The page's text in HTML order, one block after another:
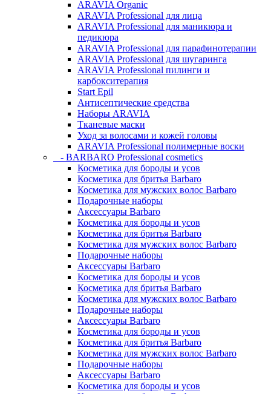
ARAVIA Organic
ARAVIA Professional для лица
ARAVIA Professional для маникюра и
педикюра
ARAVIA Professional для парафинотерапии
ARAVIA Professional для шугаринга
ARAVIA Professional пилинги и
карбокситерапия
Start Epil
Антисептические средства
Наборы ARAVIA
Тканевые маски
Уход за волосами и кожей головы
ARAVIA Professional полимерные воски
- BARBARO Professional cosmetics
Косметика для бороды и усов
Косметика для бритья Barbaro
Косметика для мужских волос Barbaro
Подарочные наборы
Аксессуары Barbaro
Косметика для бороды и усов
Косметика для бритья Barbaro
Косметика для мужских волос Barbaro
Подарочные наборы
Аксессуары Barbaro
Косметика для бороды и усов
Косметика для бритья Barbaro
Косметика для мужских волос Barbaro
Подарочные наборы
Аксессуары Barbaro
Косметика для бороды и усов
Косметика для бритья Barbaro
Косметика для мужских волос Barbaro
Подарочные наборы
Аксессуары Barbaro
Косметика для бороды и усов